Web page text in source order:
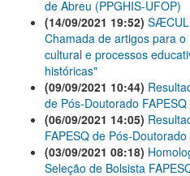
de Abreu (PPGHIS-UFOP)
(14/09/2021 19:52)
Chamada de artigos para
cultural e processos
históricas"
(09/09/2021 10:44)
de Pós-Doutorado
(06/09/2021 14:05)
FAPESQ de Pós-
(03/09/2021 08:18)
Seleção de Bolsista